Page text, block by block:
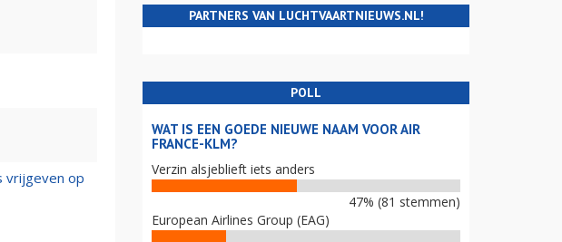
vrijgeven op
PARTNERS VAN LUCHTVAARTNIEUWS.NL!
POLL
WAT IS EEN GOEDE NIEUWE NAAM VOOR AIR
FRANCE-KLM?
Verzin alsjeblieft iets anders
47% (81 stemmen)
European Airlines Group (EAG)